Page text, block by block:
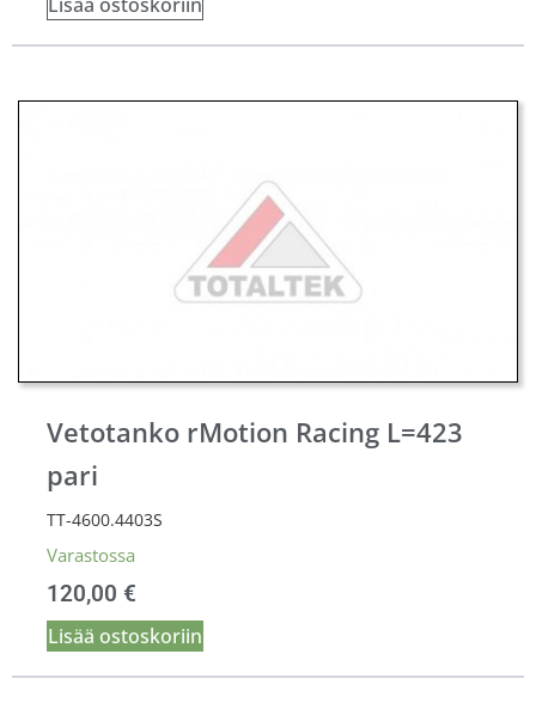
Vetotanko rMotion Racing L=423
pari
TT-4600.4403S
Varastossa
120,00 €
Lisää ostoskoriin